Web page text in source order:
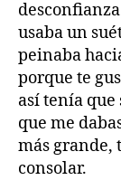
usaba un
peinaba
porque te
así tenía que
que me
más grande,
consolar.